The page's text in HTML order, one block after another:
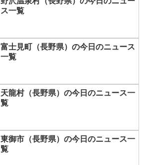
ス一覧
富士見町（長野県）の今日のニュース
一覧
天龍村（長野県）の今日のニュース一
覧
東御市（長野県）の今日のニュース一
覧